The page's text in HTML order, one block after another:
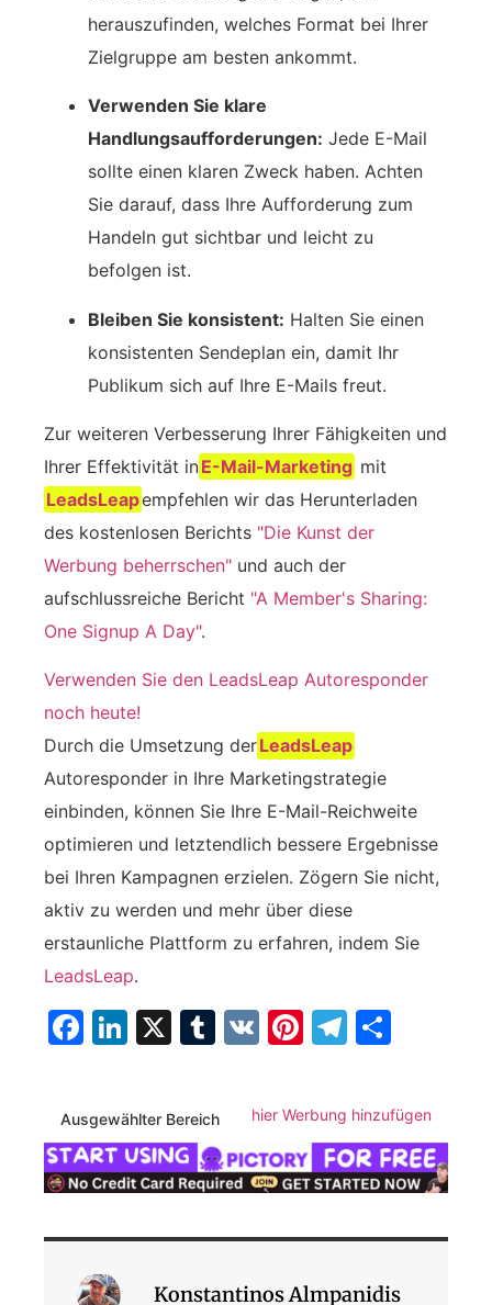
herauszufinden, welches Format bei Ihrer
Zielgruppe am besten ankommt.
Verwenden Sie klare
Handlungsaufforderungen: Jede E-Mail
sollte einen klaren Zweck haben. Achten
Sie darauf, dass Ihre Aufforderung zum
Handeln gut sichtbar und leicht zu
befolgen ist.
Bleiben Sie konsistent: Halten Sie einen
konsistenten Sendeplan ein, damit Ihr
Publikum sich auf Ihre E-Mails freut.
Zur weiteren Verbesserung Ihrer Fähigkeiten und
Ihrer Effektivität inE-Mail-Marketing mit
LeadsLeapempfehlen wir das Herunterladen
des kostenlosen Berichts "Die Kunst der
Werbung beherrschen" und auch der
aufschlussreiche Bericht "A Member's Sharing:
One Signup A Day".
Verwenden Sie den LeadsLeap Autoresponder
noch heute!
Durch die Umsetzung derLeadsLeap
Autoresponder in Ihre Marketingstrategie
einbinden, können Sie Ihre E-Mail-Reichweite
optimieren und letztendlich bessere Ergebnisse
bei Ihren Kampagnen erzielen. Zögern Sie nicht,
aktiv zu werden und mehr über diese
erstaunliche Plattform zu erfahren, indem Sie
LeadsLeap.
Facebook
LinkedIn
X Tumblr
VK Pinterest
Ausgewählter Bereich hier Werbung hinzufügen
Konstantinos Almpanidis